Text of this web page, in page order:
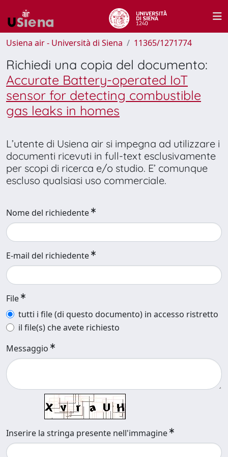
Usiena air - Università di Siena 11365/1271774
Richiedi una copia del documento:
Accurate Battery-operated IoT
sensor for detecting combustible
gas leaks in homes
L’utente di Usiena air si impegna ad utilizzare i
documenti ricevuti in full-text esclusivamente
per scopi di ricerca e/o studio. E’ comunque
escluso qualsiasi uso commerciale.
Nome del richiedente
E-mail del richiedente
File
tutti i file (di questo documento) in accesso ristretto
il file(s) che avete richiesto
Messaggio
Inserire la stringa presente nell'immagine